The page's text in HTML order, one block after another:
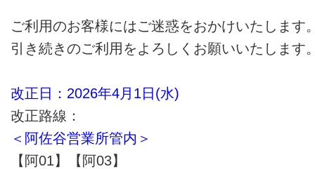
ご利用のお客様にはご迷惑をおかけいたします
引き続きのご利用をよろしくお願いいたします
改正日：2026年4月1日(水)
改正路線：
＜阿佐谷営業所管内＞
【阿01】【阿03】